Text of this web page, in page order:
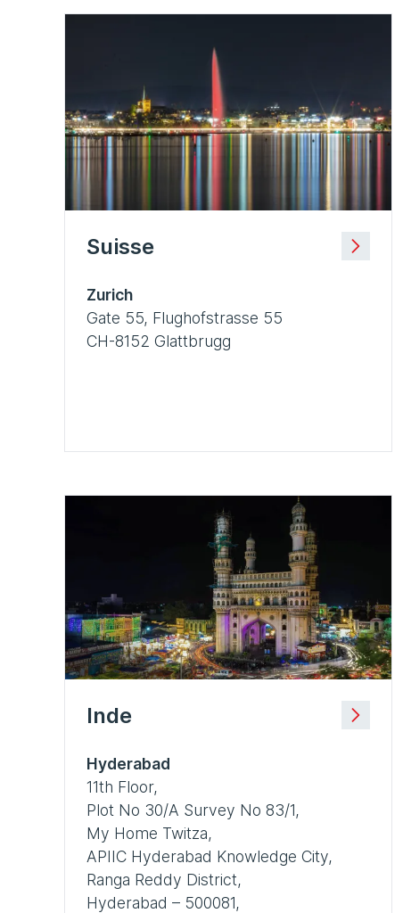
Suisse
Zurich
Gate 55, Flughofstrasse 55
CH-8152 Glattbrugg
Inde
Hyderabad
11th Floor,
Plot No 30/A Survey No 83/1,
My Home Twitza,
APIIC Hyderabad Knowledge City,
Ranga Reddy District,
Hyderabad – 500081,